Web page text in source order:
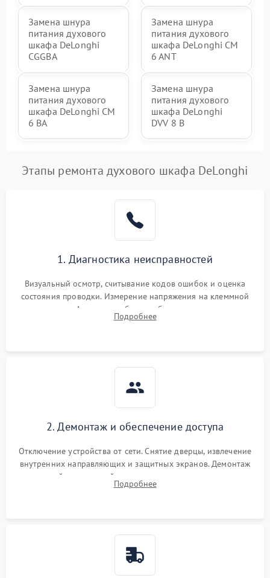
Замена шнура
питания духового
шкафа DeLonghi
CGGBA
Замена шнура
питания духового
шкафа DeLonghi CM
6 ANT
Замена шнура
питания духового
шкафа DeLonghi CM
6 BA
Замена шнура
питания духового
шкафа DeLonghi
DVV 8 B
Этапы ремонта духового шкафа DeLonghi
1. Диагностика неисправностей
Визуальный осмотр, считывание кодов ошибок и оценка
состояния проводки. Измерение напряжения на клеммной
колодке. Анализ жалоб на проблемы с нагревом,
конвекцией, панелью управления или блокировкой дверцы.
Подробнее
2. Демонтаж и обеспечение доступа
Отключение устройства от сети. Снятие дверцы, извлечение
внутренних направляющих и защитных экранов. Демонтаж
задней или верхней панели для прямого доступа к
нагревательным элементам, плате и вентиляторам.
Подробнее